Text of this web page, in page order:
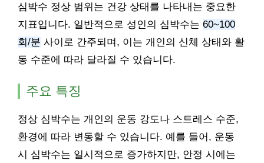
심박수 정상 범위는 건강 상태를 나타내는 중요한
지표입니다. 일반적으로 성인의 심박수는 60~100
회/분 사이로 간주되며, 이는 개인의 신체 상태와 활
동 수준에 따라 달라질 수 있습니다.
주요 특징
정상 심박수는 개인의 운동 강도나 스트레스 수준,
환경에 따라 변동할 수 있습니다. 예를 들어, 운동
시 심박수는 일시적으로 증가하지만, 안정 시에는